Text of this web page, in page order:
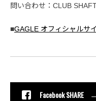
問い合わせ：CLUB
■GAGLE オフィシャルサ
Facebook SHARE